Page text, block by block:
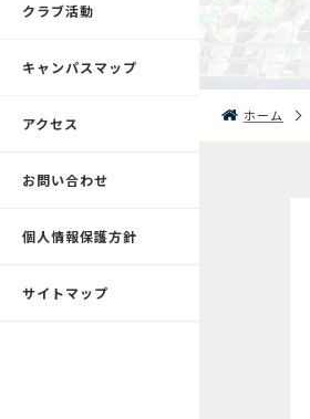
クラブ活動
キャンパスマップ
アクセス
お問い合わせ
個人情報保護方針
サイトマップ
ホーム